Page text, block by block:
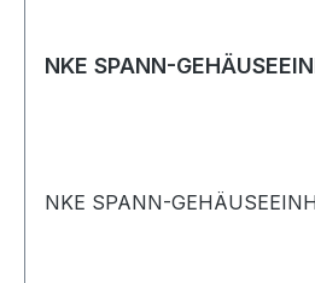
NKE SPANN-
NKE SPANN-